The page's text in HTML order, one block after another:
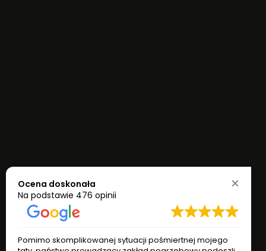
Ocena doskonała
Na podstawie 476 opinii
Pomimo skomplikowanej sytuacji pośmiertnej mojego